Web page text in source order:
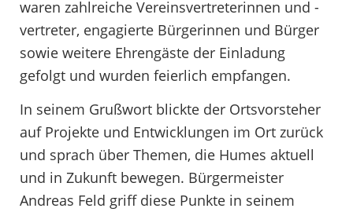
waren zahlreiche Vereinsvertreterinnen und -
vertreter, engagierte Bürgerinnen und Bürger
sowie weitere Ehrengäste der Einladung
gefolgt und wurden feierlich empfangen.
In seinem Grußwort blickte der Ortsvorsteher
auf Projekte und Entwicklungen im Ort zurück
und sprach über Themen, die Humes aktuell
und in Zukunft bewegen. Bürgermeister
Andreas Feld griff diese Punkte in seinem